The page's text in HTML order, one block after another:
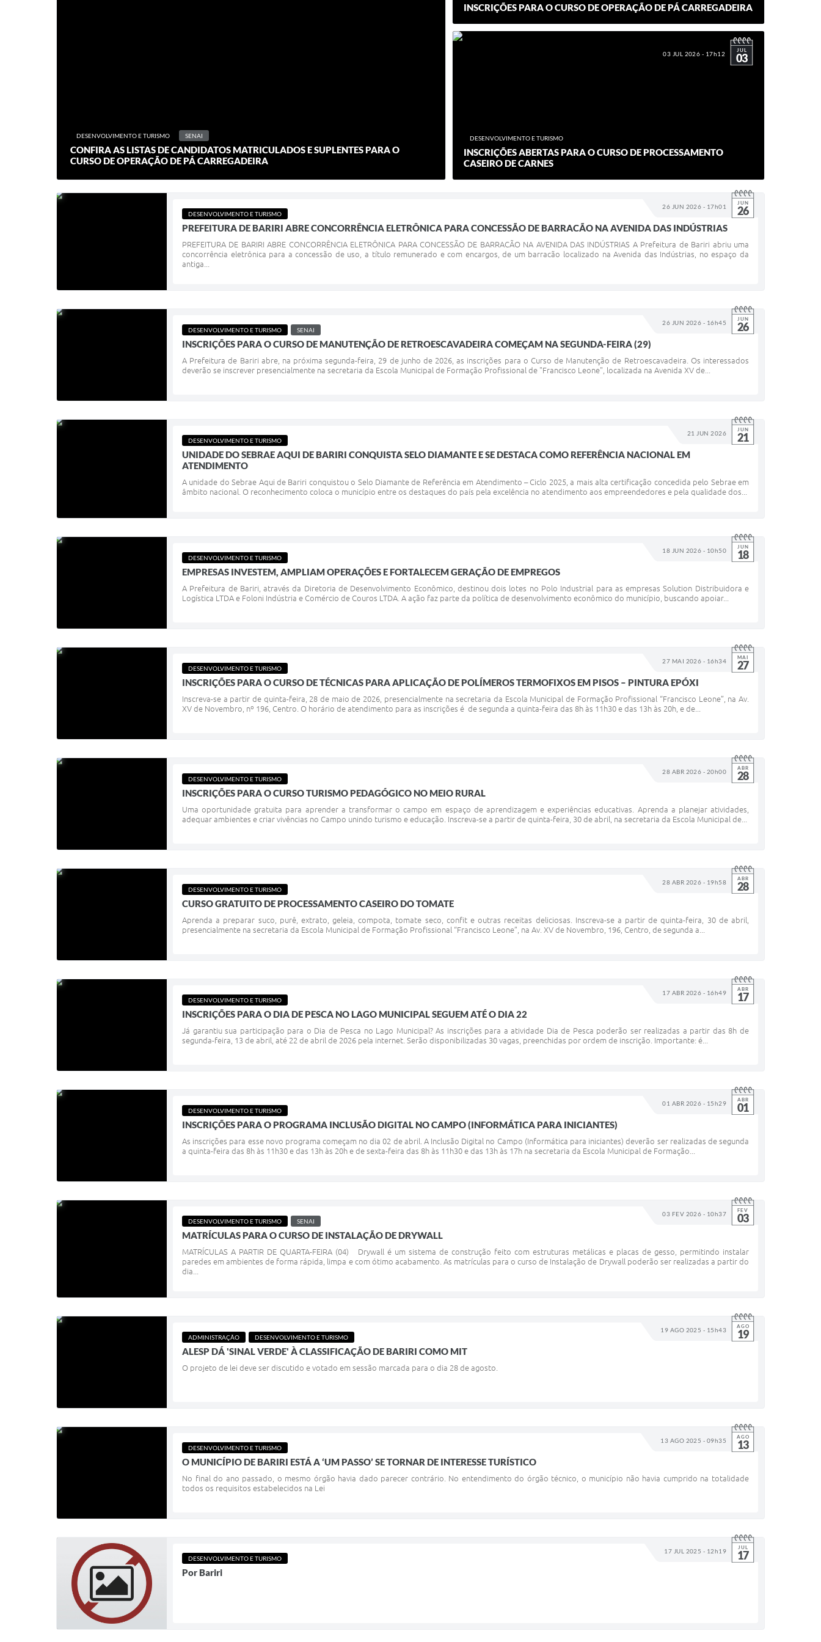
DESENVOLVIMENTO E TURISMO SENAI
CONFIRA AS LISTAS DE CANDIDATOS MATRICULADOS E SUPLENTES PARA O
CURSO DE OPERAÇÃO DE PÁ CARREGADEIRA
INSCRIÇÕES PARA O CURSO DE OPERAÇÃO DE PÁ CARREGADEIRA
03 JUL 2026 - 17h12 JUL
03
DESENVOLVIMENTO E TURISMO
INSCRIÇÕES ABERTAS PARA O CURSO DE PROCESSAMENTO
CASEIRO DE CARNES
26 JUN 2026 - 17h01 JUN
26
DESENVOLVIMENTO E TURISMO
PREFEITURA DE BARIRI ABRE CONCORRÊNCIA ELETRÔNICA PARA CONCESSÃO DE BARRACÃO NA AVENIDA DAS INDÚSTRIAS
PREFEITURA DE BARIRI ABRE CONCORRÊNCIA ELETRÔNICA PARA CONCESSÃO DE BARRACÃO NA AVENIDA DAS INDÚSTRIAS A Prefeitura de Bariri abriu uma
concorrência eletrônica para a concessão de uso, a título remunerado e com encargos, de um barracão localizado na Avenida das Indústrias, no espaço da
antiga...
26 JUN 2026 - 16h45 JUN
26
DESENVOLVIMENTO E TURISMO SENAI
INSCRIÇÕES PARA O CURSO DE MANUTENÇÃO DE RETROESCAVADEIRA COMEÇAM NA SEGUNDA-FEIRA (29)
A Prefeitura de Bariri abre, na próxima segunda-feira, 29 de junho de 2026, as inscrições para o Curso de Manutenção de Retroescavadeira. Os interessados
deverão se inscrever presencialmente na secretaria da Escola Municipal de Formação Profissional de "Francisco Leone", localizada na Avenida XV de...
21 JUN 2026 JUN
21
DESENVOLVIMENTO E TURISMO
UNIDADE DO SEBRAE AQUI DE BARIRI CONQUISTA SELO DIAMANTE E SE DESTACA COMO REFERÊNCIA NACIONAL EM
ATENDIMENTO
A unidade do Sebrae Aqui de Bariri conquistou o Selo Diamante de Referência em Atendimento – Ciclo 2025, a mais alta certificação concedida pelo Sebrae em
âmbito nacional. O reconhecimento coloca o município entre os destaques do país pela excelência no atendimento aos empreendedores e pela qualidade dos...
18 JUN 2026 - 10h50 JUN
18
DESENVOLVIMENTO E TURISMO
EMPRESAS INVESTEM, AMPLIAM OPERAÇÕES E FORTALECEM GERAÇÃO DE EMPREGOS
A Prefeitura de Bariri, através da Diretoria de Desenvolvimento Econômico, destinou dois lotes no Polo Industrial para as empresas Solution Distribuidora e
Logística LTDA e Foloni Indústria e Comércio de Couros LTDA. A ação faz parte da política de desenvolvimento econômico do município, buscando apoiar...
27 MAI 2026 - 16h34 MAI
27
DESENVOLVIMENTO E TURISMO
INSCRIÇÕES PARA O CURSO DE TÉCNICAS PARA APLICAÇÃO DE POLÍMEROS TERMOFIXOS EM PISOS – PINTURA EPÓXI
Inscreva-se a partir de quinta-feira, 28 de maio de 2026, presencialmente na secretaria da Escola Municipal de Formação Profissional “Francisco Leone”, na Av.
XV de Novembro, nº 196, Centro. O horário de atendimento para as inscrições é de segunda a quinta-feira das 8h às 11h30 e das 13h às 20h, e de...
28 ABR 2026 - 20h00 ABR
28
DESENVOLVIMENTO E TURISMO
INSCRIÇÕES PARA O CURSO TURISMO PEDAGÓGICO NO MEIO RURAL
Uma oportunidade gratuita para aprender a transformar o campo em espaço de aprendizagem e experiências educativas. Aprenda a planejar atividades,
adequar ambientes e criar vivências no Campo unindo turismo e educação. Inscreva-se a partir de quinta-feira, 30 de abril, na secretaria da Escola Municipal de...
28 ABR 2026 - 19h58 ABR
28
DESENVOLVIMENTO E TURISMO
CURSO GRATUITO DE PROCESSAMENTO CASEIRO DO TOMATE
Aprenda a preparar suco, purê, extrato, geleia, compota, tomate seco, confit e outras receitas deliciosas. Inscreva-se a partir de quinta-feira, 30 de abril,
presencialmente na secretaria da Escola Municipal de Formação Profissional “Francisco Leone”, na Av. XV de Novembro, 196, Centro, de segunda a...
17 ABR 2026 - 16h49 ABR
17
DESENVOLVIMENTO E TURISMO
INSCRIÇÕES PARA O DIA DE PESCA NO LAGO MUNICIPAL SEGUEM ATÉ O DIA 22
Já garantiu sua participação para o Dia de Pesca no Lago Municipal? As inscrições para a atividade Dia de Pesca poderão ser realizadas a partir das 8h de
segunda-feira, 13 de abril, até 22 de abril de 2026 pela internet. Serão disponibilizadas 30 vagas, preenchidas por ordem de inscrição. Importante: é...
01 ABR 2026 - 15h29 ABR
01
DESENVOLVIMENTO E TURISMO
INSCRIÇÕES PARA O PROGRAMA INCLUSÃO DIGITAL NO CAMPO (INFORMÁTICA PARA INICIANTES)
As inscrições para esse novo programa começam no dia 02 de abril. A Inclusão Digital no Campo (Informática para iniciantes) deverão ser realizadas de segunda
a quinta-feira das 8h às 11h30 e das 13h às 20h e de sexta-feira das 8h às 11h30 e das 13h às 17h na secretaria da Escola Municipal de Formação...
03 FEV 2026 - 10h37 FEV
03
DESENVOLVIMENTO E TURISMO SENAI
MATRÍCULAS PARA O CURSO DE INSTALAÇÃO DE DRYWALL
MATRÍCULAS A PARTIR DE QUARTA-FEIRA (04) Drywall é um sistema de construção feito com estruturas metálicas e placas de gesso, permitindo instalar
paredes em ambientes de forma rápida, limpa e com ótimo acabamento. As matrículas para o curso de Instalação de Drywall poderão ser realizadas a partir do
dia...
19 AGO 2025 - 15h43 AGO
19
ADMINISTRAÇÃO DESENVOLVIMENTO E TURISMO
ALESP DÁ 'SINAL VERDE' À CLASSIFICAÇÃO DE BARIRI COMO MIT
O projeto de lei deve ser discutido e votado em sessão marcada para o dia 28 de agosto.
13 AGO 2025 - 09h35 AGO
13
DESENVOLVIMENTO E TURISMO
O MUNICÍPIO DE BARIRI ESTÁ A ‘UM PASSO’ SE TORNAR DE INTERESSE TURÍSTICO
No final do ano passado, o mesmo órgão havia dado parecer contrário. No entendimento do órgão técnico, o município não havia cumprido na totalidade
todos os requisitos estabelecidos na Lei
17 JUL 2025 - 12h19 JUL
17
DESENVOLVIMENTO E TURISMO
Por Bariri